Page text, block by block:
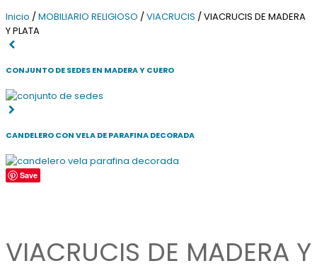
Inicio /MOBILIARIO RELIGIOSO /VIACRUCIS / VIACRUCIS DE MADERA
Y PLATA
CONJUNTO DE SEDES EN MADERA Y CUERO
CANDELERO CON VELA DE PARAFINA DECORADA
Save
VIACRUCIS DE MADERA Y